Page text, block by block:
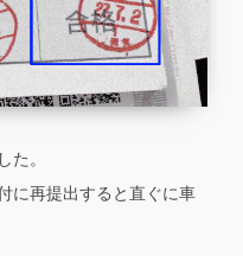
た。
に再提出すると直ぐに車